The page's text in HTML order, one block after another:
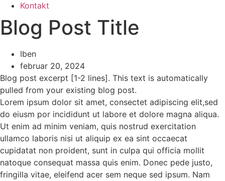
Kontakt
Blog Post Title
Iben
februar 20, 2024
Blog post excerpt [1-2 lines]. This text is automatically
pulled from your existing blog post.
Lorem ipsum dolor sit amet, consectet adipiscing elit,sed
do eiusm por incididunt ut labore et dolore magna aliqua.
Ut enim ad minim veniam, quis nostrud exercitation
ullamco laboris nisi ut aliquip ex ea sint occaecat
cupidatat non proident, sunt in culpa qui officia mollit
natoque consequat massa quis enim. Donec pede justo,
fringilla vitae, eleifend acer sem neque sed ipsum. Nam